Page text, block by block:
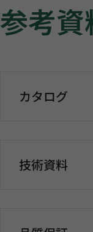
参考
カタログ
技術資料